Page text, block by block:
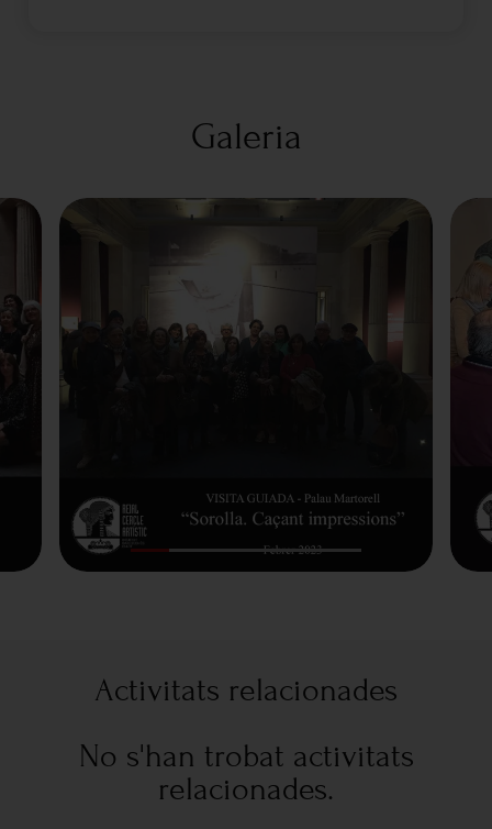
Galeria
Activitats relacionades
No s'han trobat activitats
relacionades.